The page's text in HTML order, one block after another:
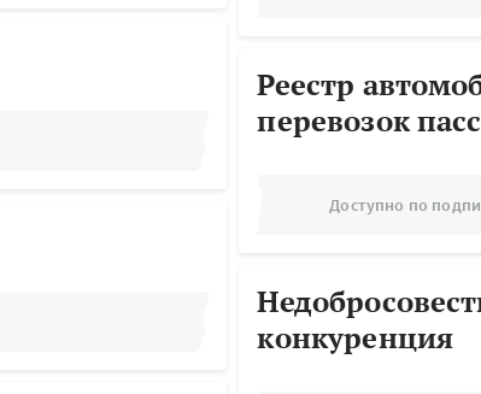
Реестр
перевозок
Доступно по
конкуренция